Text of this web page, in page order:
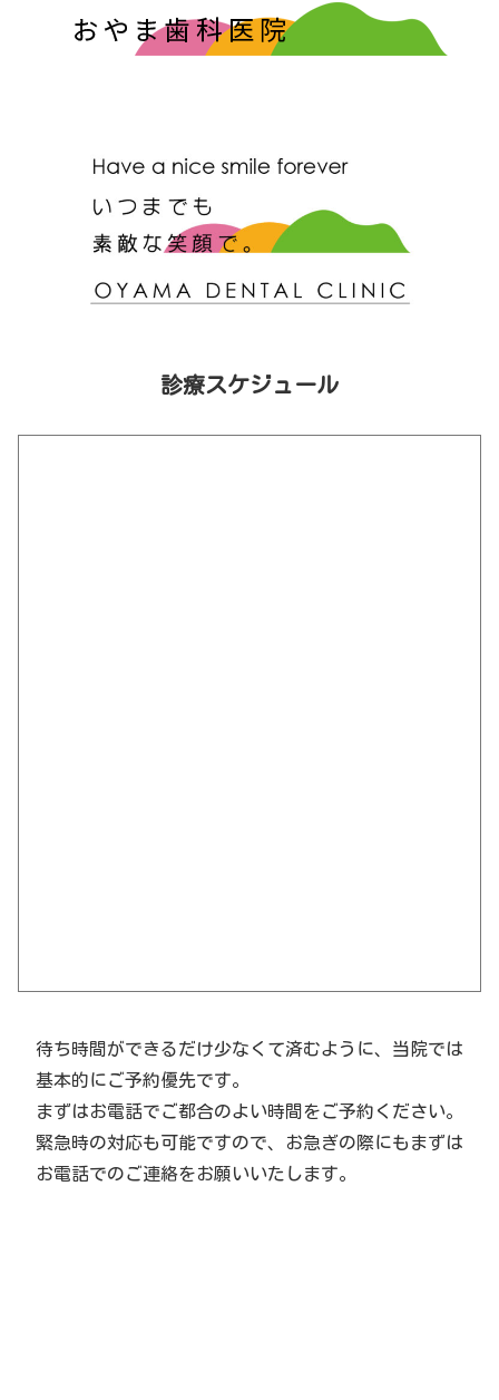
診療スケジュール
待ち時間ができるだけ少なくて済むように、当院では
基本的にご予約優先です。
まずはお電話でご都合のよい時間をご予約ください。
緊急時の対応も可能ですので、お急ぎの際にもまずは
お電話でのご連絡をお願いいたします。